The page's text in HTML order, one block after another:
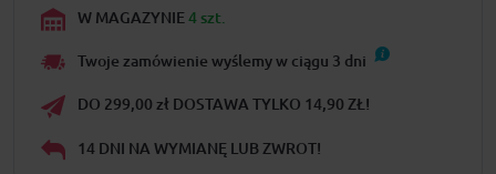
W MAGAZYNIE 4 szt.
Twoje zamówienie wyślemy w ciągu 3 dni
DO 299,00 zł DOSTAWA TYLKO 14,90 ZŁ!
14 DNI NA WYMIANĘ LUB ZWROT!